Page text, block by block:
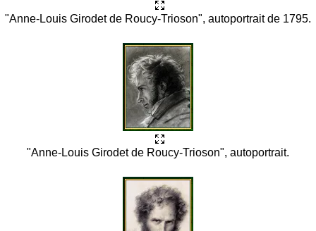
"Anne-Louis Girodet de Roucy-Trioson", autoportrait de 1795.
"Anne-Louis Girodet de Roucy-Trioson", autoportrait.